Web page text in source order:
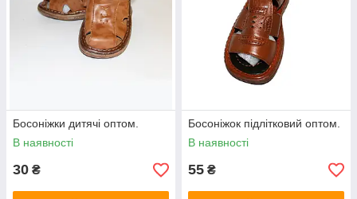
Босоніжки дитячі оптом.
В наявності
30 ₴
Босоніжок підлітковий оптом.
В наявності
55 ₴